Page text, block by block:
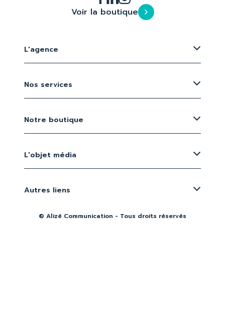
Voir la boutique
L'agence
Nos services
Notre boutique
L'objet média
Autres liens
© Alizé Communication - Tous droits réservés